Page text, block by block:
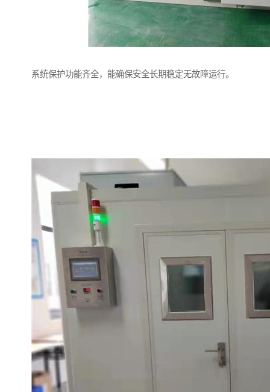
系统保护功能齐全，能确保安全长期稳定无故障运行。